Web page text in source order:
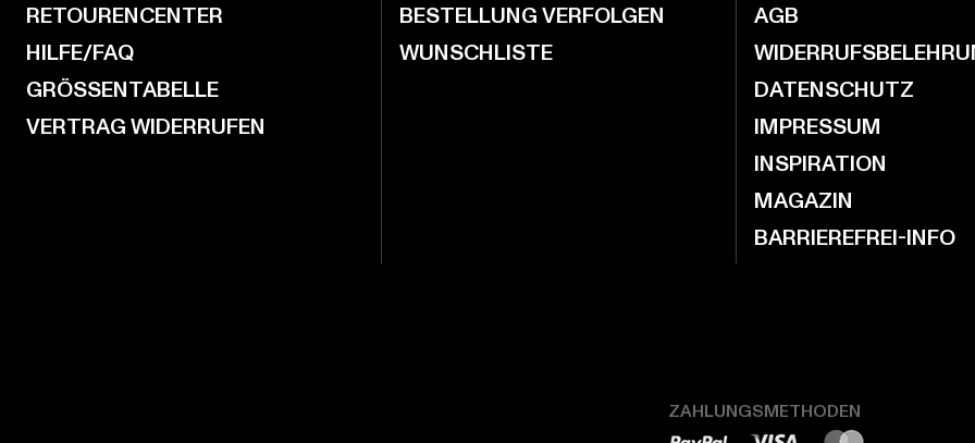
RETOURENCENTER
HILFE/FAQ
GRÖSSENTABELLE
VERTRAG WIDERRUFEN
BESTELLUNG VERFOLGEN
WUNSCHLISTE
AGB
DATENSCHUTZ
IMPRESSUM
INSPIRATION
MAGAZIN
BARRIEREFREI-INFO
ZAHLUNGSMETHODEN